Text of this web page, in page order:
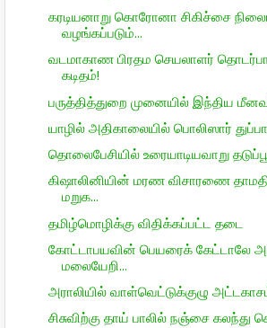
கரடியனாறு கொரோனா சிகிச்சை
வழங்கப்படும்...
வடமாகாண பிரதம செயலாளர்
கடிதம்!
பருத்தித்துறை முனையில் இந்திய
யாழில் அதிகாலையில் பொலிஸார்
தொலைபேசியில் உரையாடியவாறு
கிஷாலினியின் மரண விசாரணை
மறுக...
தமிழ்மொழிக்கு விதிக்கப்பட்ட தடை
கோட்டாபயவின் பெயரைக் கேட்டாலே
மலையேறி...
அராலியில் வாள்வெட்டுக்குழு
சிசுவிற்கு தாய் பாலில் நஞ்சை கலந்து